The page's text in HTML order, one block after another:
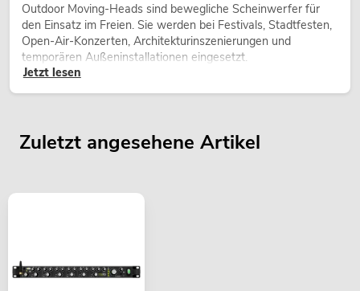
Outdoor Moving-Heads sind bewegliche Scheinwerfer für
den Einsatz im Freien. Sie werden bei Festivals, Stadtfesten,
Open-Air-Konzerten, Architekturinszenierungen und
temporären Außeninstallationen eingesetzt.
Jetzt lesen
Zuletzt angesehene Artikel